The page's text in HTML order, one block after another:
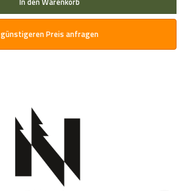
günstigeren Preis anfragen